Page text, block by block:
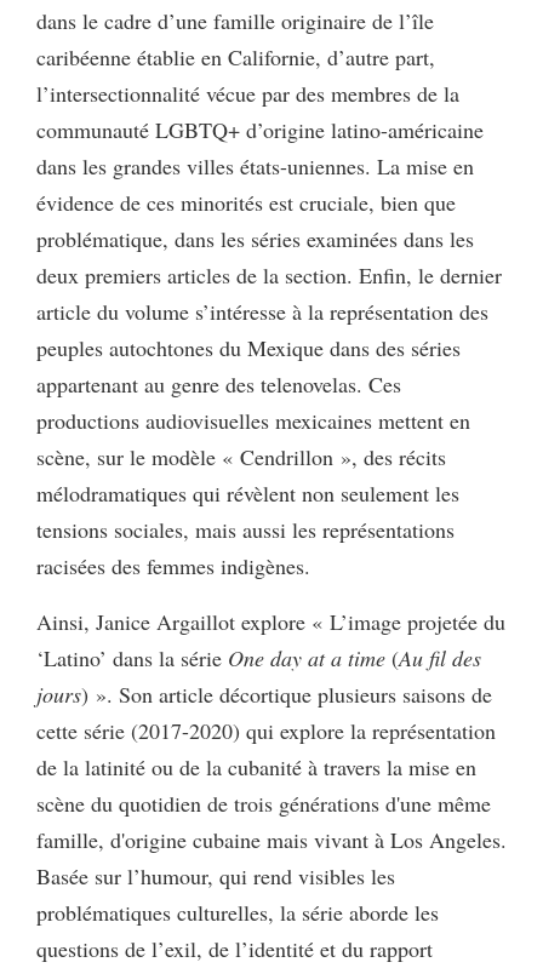
dans le cadre d’une famille originaire de l’île
caribéenne établie en Californie, d’autre part,
l’intersectionnalité vécue par des membres de la
communauté LGBTQ+ d’origine latino-américaine
dans les grandes villes états-uniennes. La mise en
évidence de ces minorités est cruciale, bien que
problématique, dans les séries examinées dans les
deux premiers articles de la section. Enfin, le dernier
article du volume s’intéresse à la représentation des
peuples autochtones du Mexique dans des séries
appartenant au genre des telenovelas. Ces
productions audiovisuelles mexicaines mettent en
scène, sur le modèle « Cendrillon », des récits
mélodramatiques qui révèlent non seulement les
tensions sociales, mais aussi les représentations
racisées des femmes indigènes.
Ainsi, Janice Argaillot explore « L’image projetée du
‘Latino’ dans la série One day at a time (Au fil des
jours) ». Son article décortique plusieurs saisons de
cette série (2017-2020) qui explore la représentation
de la latinité ou de la cubanité à travers la mise en
scène du quotidien de trois générations d'une même
famille, d'origine cubaine mais vivant à Los Angeles.
Basée sur l’humour, qui rend visibles les
problématiques culturelles, la série aborde les
questions de l’exil, de l’identité et du rapport